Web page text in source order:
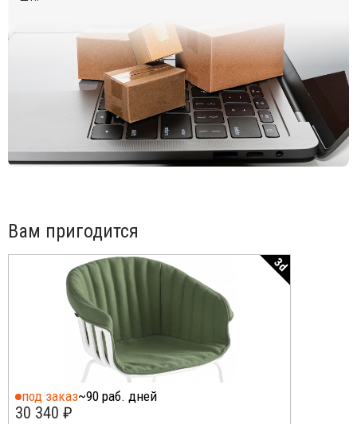
ткани или экокожи.
Открыть технические характеристики.
Инструкция по уходу.
Цена на сайте указана за модель с основанием белого
цвета. Для уточнения всех возможных вариантов
материала и цвета данного изделия обращайтесь к нашим
менеджерам.
Вам пригодится
3d
под заказ~90 раб. дней
30 340 ₽